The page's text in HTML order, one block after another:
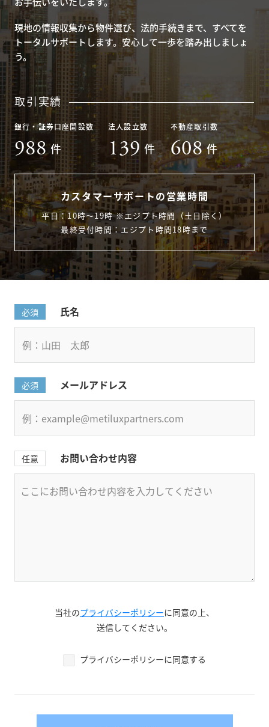
現地の情報収集から物件選び、法的手続きまで、すべてを
トータルサポートします。安心して一歩を踏み出しましょ
う。
取引実績
銀行・証券口座開設数
988 件
法人設立数
139 件
不動産取引数
608 件
カスタマーサポートの営業時間
平日：10時〜19時 ※エジプト時間（土日除く）
最終受付時間：エジプト時間18時まで
必須 氏名
必須 メールアドレス
任意 お問い合わせ内容
当社のプライバシーポリシーに同意の上、
送信してください。
プライバシーポリシーに同意する